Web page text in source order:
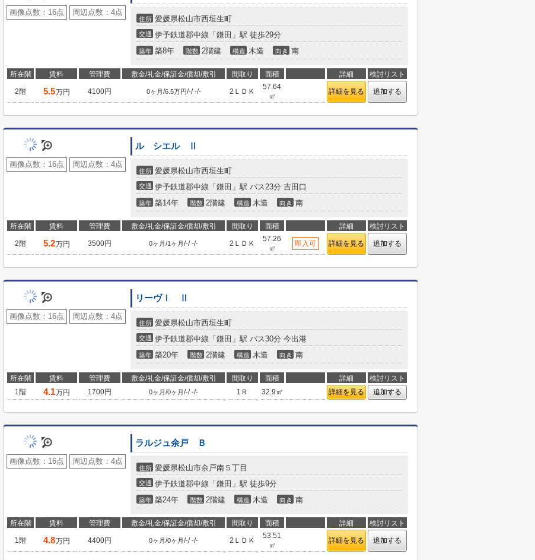
画像点数： 16点 周辺点数： 4点
住所 愛媛県松山市西垣生町
交通 伊予鉄道郡中線「鎌田」駅 徒歩29分
築年 築8年 階数 2階建 構造 木造 向き 南
所在階 賃料 管理費 敷金/礼金/保証金/償却/敷引 間取り 面積 詳細 検討リスト
2階 5.5万円 4100円 0ヶ月/6.5万円/-/-/- 2ＬＤＫ
57.64
㎡
詳細を見る 追加する
画像点数： 16点 周辺点数： 4点
ル シエル Ⅱ
住所 愛媛県松山市西垣生町
交通 伊予鉄道郡中線「鎌田」駅 バス23分 吉田口
築年 築14年 階数 2階建 構造 木造 向き 南
所在階 賃料 管理費 敷金/礼金/保証金/償却/敷引 間取り 面積 詳細 検討リスト
2階 5.2万円 3500円 0ヶ月/1ヶ月/-/-/- 2ＬＤＫ
57.26
㎡
即入可 詳細を見る 追加する
画像点数： 16点 周辺点数： 4点
リーヴｉ Ⅱ
住所 愛媛県松山市西垣生町
交通 伊予鉄道郡中線「鎌田」駅 バス30分 今出港
築年 築20年 階数 2階建 構造 木造 向き 南
所在階 賃料 管理費 敷金/礼金/保証金/償却/敷引 間取り 面積 詳細
検討リスト
1階
4.1万円 1700円 0ヶ月/0ヶ月/-/-/- 1Ｒ 32.9㎡ 詳細を見る 追加する
画像点数： 16点 周辺点数： 4点
ラルジュ余戸 Ｂ
住所 愛媛県松山市余戸南５丁目
交通 伊予鉄道郡中線「鎌田」駅 徒歩9分
築年 築24年 階数 2階建 構造 木造 向き 南
所在階 賃料 管理費 敷金/礼金/保証金/償却/敷引 間取り 面積 詳細 検討リスト
1階 4.8万円 4400円 0ヶ月/0ヶ月/-/-/- 2ＬＤＫ
53.51
㎡
詳細を見る 追加する